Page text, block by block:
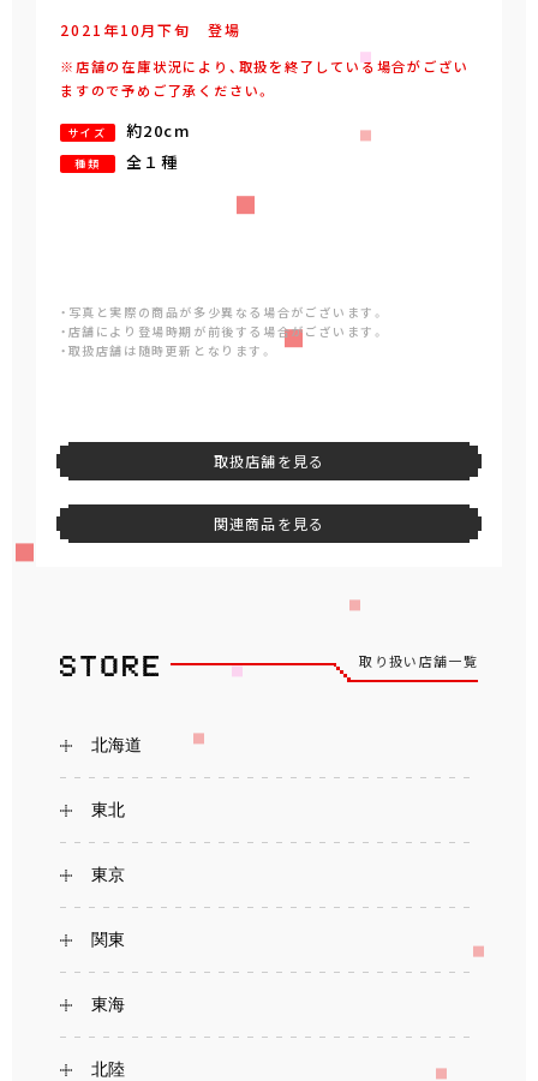
2021年10月下旬 登場
※店舗の在庫状況により、取扱を終了している場合がござい
ますので予めご了承ください。
サイズ 約20cm
種類 全１種
・写真と実際の商品が多少異なる場合がございます。
・店舗により登場時期が前後する場合がございます。
・取扱店舗は随時更新となります。
取扱店舗を見る
関連商品を見る
取り扱い店舗一覧
北海道
東北
東京
関東
東海
北陸